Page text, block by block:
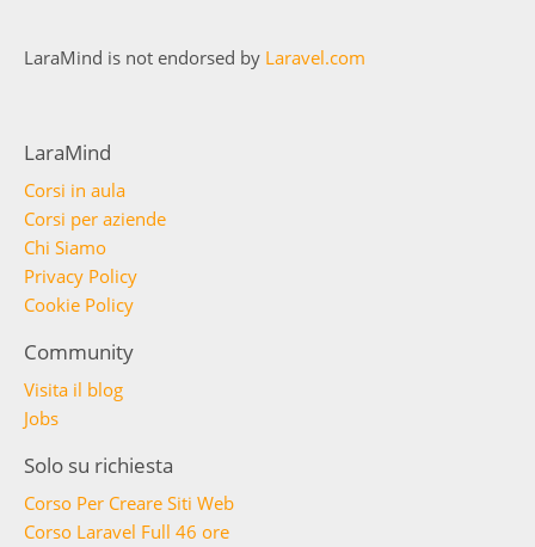
LaraMind is not endorsed by Laravel.com
LaraMind
Corsi in aula
Corsi per aziende
Chi Siamo
Privacy Policy
Cookie Policy
Community
Visita il blog
Jobs
Solo su richiesta
Corso Per Creare Siti Web
Corso Laravel Full 46 ore